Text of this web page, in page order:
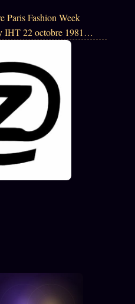
Paris Fashion Week
IHT 22 octobre 1981
Yohji Rei 1980 à
Bomb 2014. Vogue
Yohji 1986 + 1 cover Rei
Itochu. Reporter Ti